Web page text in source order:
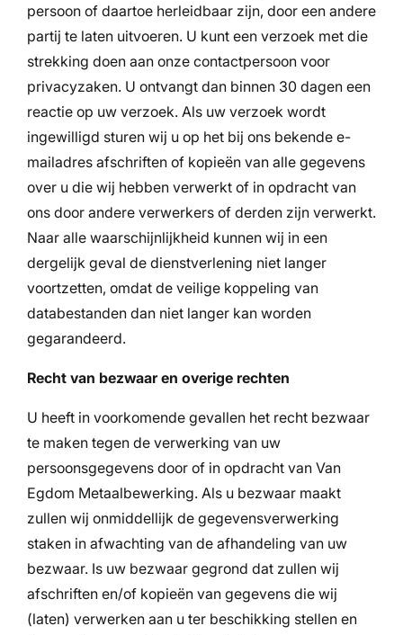
persoon of daartoe herleidbaar zijn, door een andere
partij te laten uitvoeren. U kunt een verzoek met die
strekking doen aan onze contactpersoon voor
privacyzaken. U ontvangt dan binnen 30 dagen een
reactie op uw verzoek. Als uw verzoek wordt
ingewilligd sturen wij u op het bij ons bekende e-
mailadres afschriften of kopieën van alle gegevens
over u die wij hebben verwerkt of in opdracht van
ons door andere verwerkers of derden zijn verwerkt.
Naar alle waarschijnlijkheid kunnen wij in een
dergelijk geval de dienstverlening niet langer
voortzetten, omdat de veilige koppeling van
databestanden dan niet langer kan worden
gegarandeerd.
Recht van bezwaar en overige rechten
U heeft in voorkomende gevallen het recht bezwaar
te maken tegen de verwerking van uw
persoonsgegevens door of in opdracht van Van
Egdom Metaalbewerking. Als u bezwaar maakt
zullen wij onmiddellijk de gegevensverwerking
staken in afwachting van de afhandeling van uw
bezwaar. Is uw bezwaar gegrond dat zullen wij
afschriften en/of kopieën van gegevens die wij
(laten) verwerken aan u ter beschikking stellen en